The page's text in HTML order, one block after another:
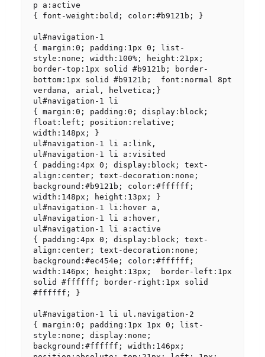
p a:active
{ font-weight:bold; color:#b9121b; }
ul#navigation-1
{ margin:0; padding:1px 0; list-
style:none; width:100%; height:21px;
border-top:1px solid #b9121b; border-
bottom:1px solid #b9121b;  font:normal 8pt
verdana, arial, helvetica;}
ul#navigation-1 li
{ margin:0; padding:0; display:block;
float:left; position:relative;
width:148px; }
ul#navigation-1 li a:link,
ul#navigation-1 li a:visited
{ padding:4px 0; display:block; text-
align:center; text-decoration:none;
background:#b9121b; color:#ffffff;
width:148px; height:13px; }
ul#navigation-1 li:hover a,
ul#navigation-1 li a:hover,
ul#navigation-1 li a:active
{ padding:4px 0; display:block; text-
align:center; text-decoration:none;
background:#ec454e; color:#ffffff;
width:146px; height:13px;  border-left:1px
solid #ffffff; border-right:1px solid
#ffffff; }
ul#navigation-1 li ul.navigation-2
{ margin:0; padding:1px 1px 0; list-
style:none; display:none;
background:#ffffff; width:146px;